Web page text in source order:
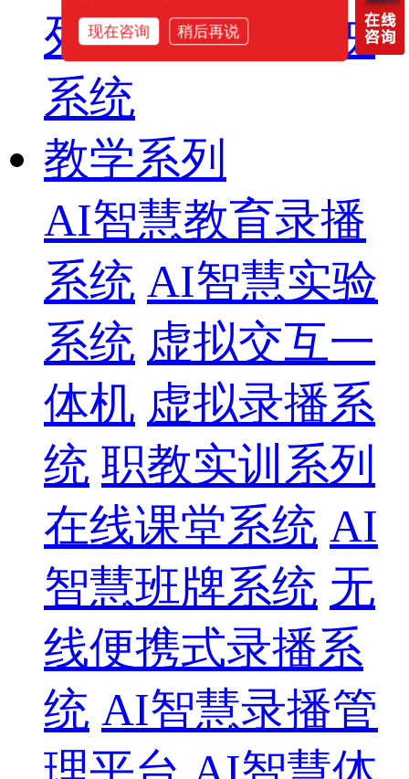
列 智慧影片放映
系统
教学系列
AI智慧教育录播
系统 AI智慧实验
系统 虚拟交互一
体机 虚拟录播系
统 职教实训系列
在线课堂系统 AI
智慧班牌系统 无
线便携式录播系
统 AI智慧录播管
现在咨询 稍后再说